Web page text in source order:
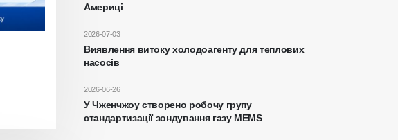
Америці
Виявлення витоку холодоагенту для теплових
насосів
2026-07-03
У Чженчжоу створено робочу групу
стандартизації зондування газу MEMS
2026-06-26